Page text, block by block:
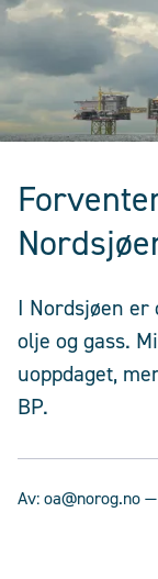
I Nordsjøen
olje og gass.
uoppdaget,
BP.
Av:oa@norog.no